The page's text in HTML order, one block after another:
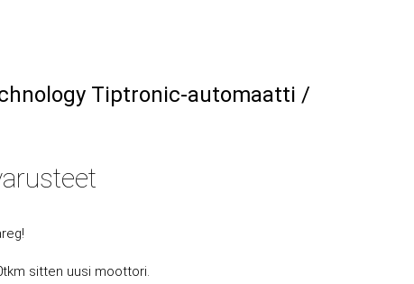
Tiptronic-automaatti /
sitten uusi moottori.